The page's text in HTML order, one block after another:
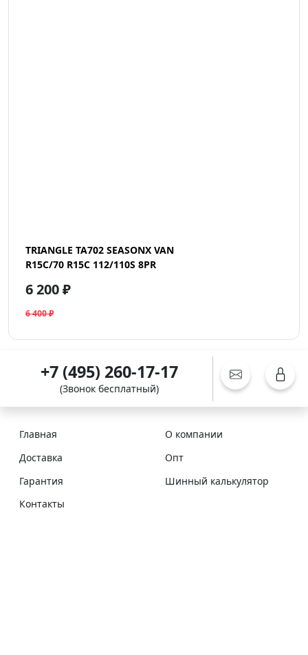
TRIANGLE TA702 SEASONX VAN
R15C/70 R15C 112/110S 8PR
6 200 ₽
6 400 ₽
+7 (495) 260-17-17
(Звонок бесплатный)
Главная
О компании
Доставка
Опт
Гарантия
Шинный калькулятор
Контакты